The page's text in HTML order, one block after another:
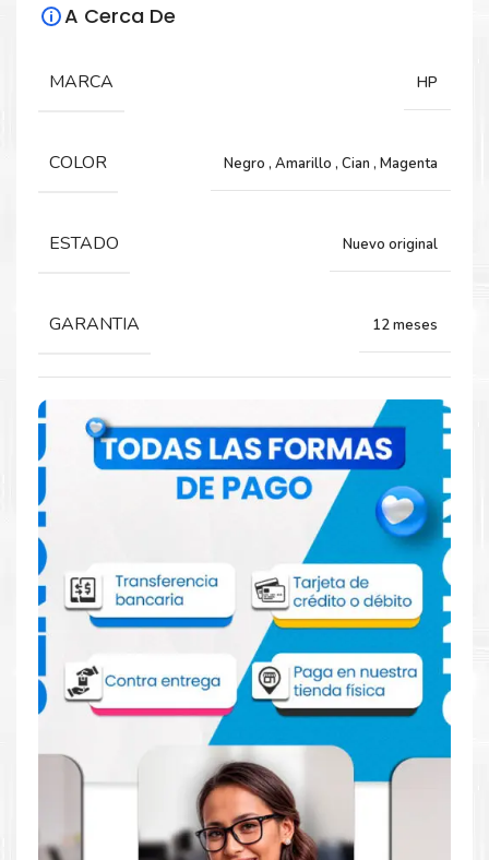
Para impresoras:
6950, 6960, 6970.
Comprar Kit Tinta HP 904XL para
impresora HP 6950 6960 6970
Aprovecha nuestra experiencia y atención para adquirir tus
productos. Tenemos promociones todos los dias. Escríbenos o
visítanos hoy para encontrar la solución perfecta para tu
impresoraHP, como laKit Tinta HP 904XL para impresora
Dónde comprar Tinta para impresora HP
6950 6960 6970 en Lima o para provincia
A Cerca De
MARCA HP
COLOR Negro , Amarillo , Cian , Magenta
ESTADO Nuevo original
GARANTIA 12 meses